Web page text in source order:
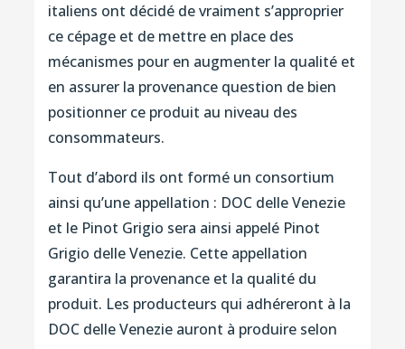
italiens ont décidé de vraiment s’approprier
ce cépage et de mettre en place des
mécanismes pour en augmenter la qualité et
en assurer la provenance question de bien
positionner ce produit au niveau des
consommateurs.
Tout d’abord ils ont formé un consortium
ainsi qu’une appellation : DOC delle Venezie
et le Pinot Grigio sera ainsi appelé Pinot
Grigio delle Venezie. Cette appellation
garantira la provenance et la qualité du
produit. Les producteurs qui adhéreront à la
DOC delle Venezie auront à produire selon